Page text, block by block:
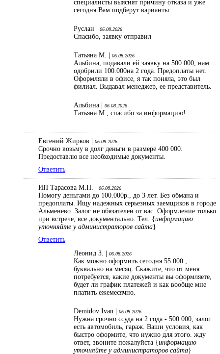
специалисты выяснят причину отказа и уже
сегодня Вам подберут варианты.
Руслан | 06.08.2026
Спасибо, заявку отправил
Татьяна М. | 06.08.2026
Альбина, подавали ей заявку на 500.000, нам
одобрили 100.000на 2 года. Предоплаты нет.
Оформляли в офисе, я так поняла, это был
филиал. Выдавал менеджер, ее представитель.
Альбина | 06.08.2026
Татьяна М., спасибо за информацию!
Евгений Жирков | 06.08.2026
Срочно возьму в долг деньги в размере 400 000.
Предоставлю все необходимые документы.
Ответить
ИП Тарасова М.Н. | 06.08.2026
Помогу деньгами до 100.000р., до 3 лет. Без обмана и
предоплаты. Ищу надежных серьезных заемщиков в городе
Альменево. Залог не обязателен от вас. Оформление только
при встрече, все документально. Тел: {информацию
уточняйте у администраторов сайта}
Ответить
Леонид З. |
06.08.2026
Как можно оформить сегодня 55 000 ,
буквально на месяц. Скажите, что от меня
потребуется, какие документы вы оформляете,
будет ли график платежей и как вообще мне
платить ежемесячно.
Demidov Ivan | 06.08.2026
Нужна срочно ссуда на 2 года - 500.000, залог
есть автомобиль, гараж. Ваши условия, как
быстро оформите, что нужно для этого. жду
ответ, звоните пожалуйста {информацию
уточняйте у администраторов сайта}